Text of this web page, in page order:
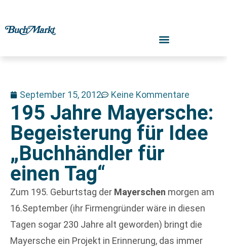
September 15, 2012 Keine Kommentare
195 Jahre Mayersche:
Begeisterung für Idee
„Buchhändler für
einen Tag“
Zum 195. Geburtstag der Mayerschen morgen am
16.September (ihr Firmengründer wäre in diesen
Tagen sogar 230 Jahre alt geworden) bringt die
Mayersche ein Projekt in Erinnerung, das immer